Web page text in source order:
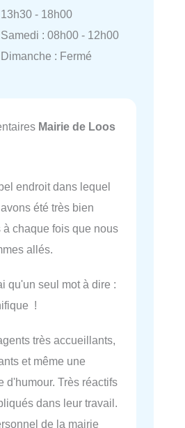
13h30 - 18h00
Samedi : 08h00 - 12h00
Dimanche : Fermé
Mairie de Loos
endroit dans lequel
été très bien
à chaque fois que nous
allés.
qu'un seul mot à dire :
!
très accueillants,
et même une
d'humour. Très réactifs
dans leur travail.
de la mairie